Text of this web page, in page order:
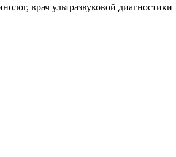
врач ультразвуковой диагностики